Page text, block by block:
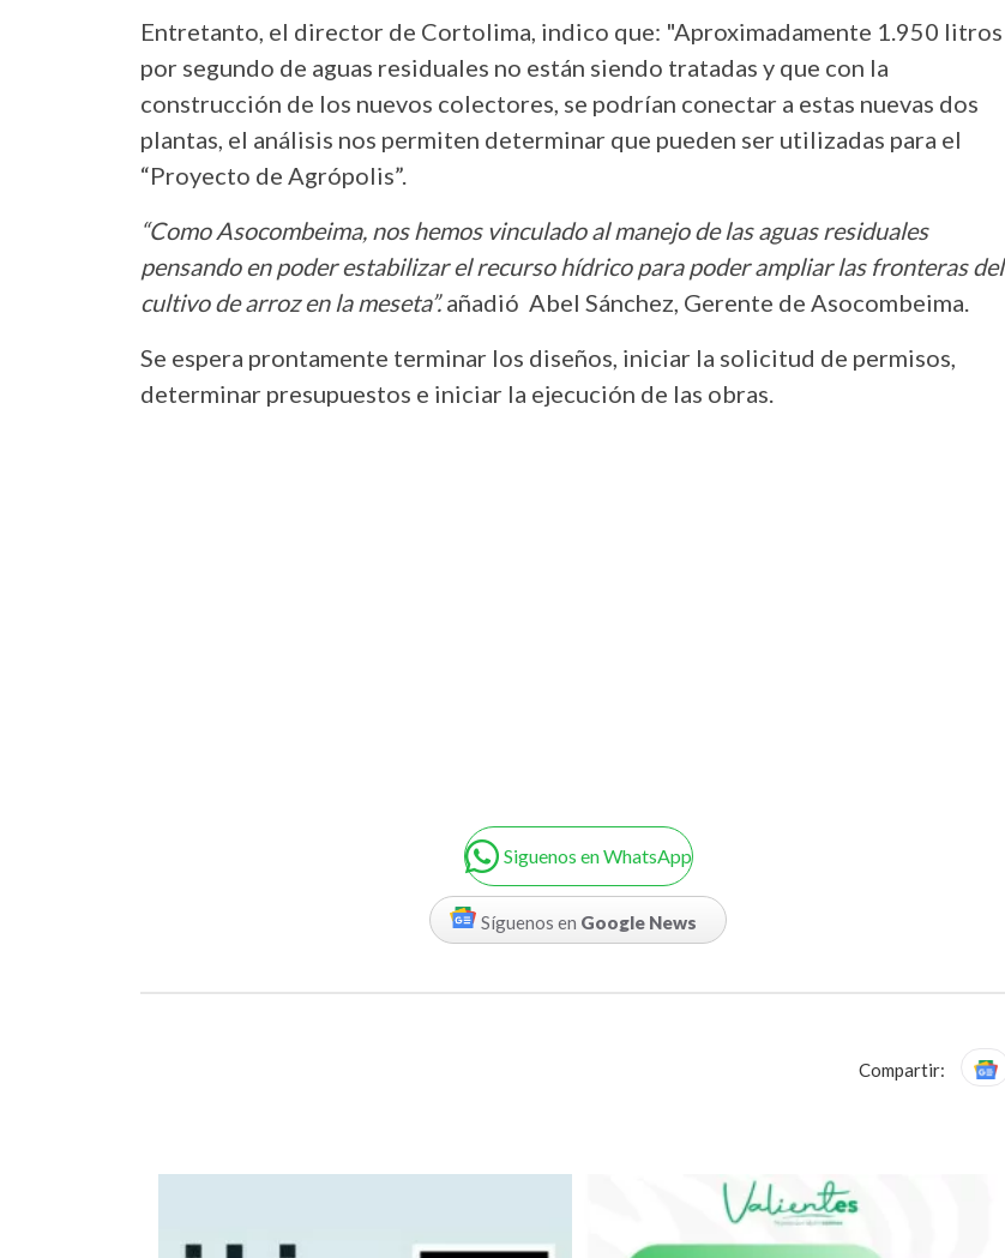
Entretanto, el director de Cortolima, indico que: "Aproximadamente 1.950 litros
por segundo de aguas residuales no están siendo tratadas y que con la
construcción de los nuevos colectores, se podrían conectar a estas nuevas dos
plantas, el análisis nos permiten determinar que pueden ser utilizadas para el
“Proyecto de Agrópolis”.
“Como Asocombeima, nos hemos vinculado al manejo de las aguas residuales
pensando en poder estabilizar el recurso hídrico para poder ampliar las fronteras del
cultivo de arroz en la meseta”.añadió Abel Sánchez, Gerente de Asocombeima.
Se espera prontamente terminar los diseños, iniciar la solicitud de permisos,
determinar presupuestos e iniciar la ejecución de las obras.
Siguenos en WhatsApp
Síguenos en Google News
Compartir: